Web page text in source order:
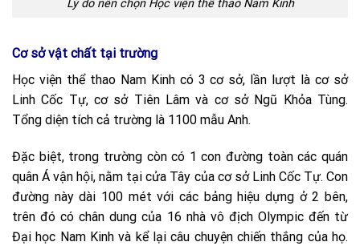
Lý do nên chọn Học viện thể thao Nam Kinh
Cơ sở vật chất tại trường
Học viện thể thao Nam Kinh có 3 cơ sở, lần lượt là cơ sở
Linh Cốc Tự, cơ sở Tiên Lâm và cơ sở Ngũ Khỏa Tùng.
Tổng diện tích cả trường là 1100 mẫu Anh.
Đặc biệt, trong trường còn có 1 con đường toàn các quán
quân Á vận hội, nằm tại cửa Tây của cơ sở Linh Cốc Tự. Con
đường này dài 100 mét với các bảng hiệu dựng ở 2 bên,
trên đó có chân dung của 16 nhà vô địch Olympic đến từ
Đại học Nam Kinh và kể lại câu chuyện chiến thắng của họ.